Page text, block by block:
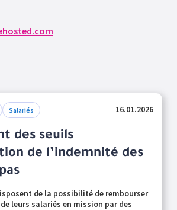
Salariés 16.01.2026
des seuils
de l’indemnité des
de la possibilité de rembourser
leurs salariés en mission par des